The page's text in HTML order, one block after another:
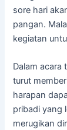
sore hari
pangan.
kegiatan
Dalam acara
turut
harapan
pribadi yang
merugikan